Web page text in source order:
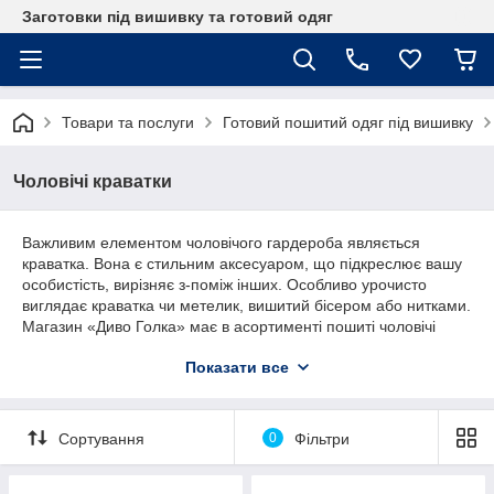
Заготовки під вишивку та готовий одяг
Товари та послуги Готовий пошитий одяг під вишивку
Чоловічі краватки
Важливим елементом чоловічого гардероба являється
краватка. Вона є стильним аксесуаром, що підкреслює вашу
особистість, вирізняє з-поміж інших. Особливо урочисто
виглядає краватка чи метелик, вишитий бісером або нитками.
Магазин «Диво Голка» має в асортименті пошиті чоловічі
для вишивки. За вашим бажанням, можемо запропонувати
потрібна саме вам. Готовий аксесуар може бути чудовим
подарунком коханому, або одного, до знаменного дня.
Показати все
Сортування 0 Фільтри